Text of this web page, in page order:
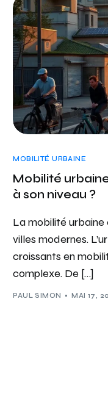
MOBILITÉ URBAINE
Mobilité
à son niveau ?
La mobilité urbaine
villes modernes.
croissants en
complexe. De […]
PAUL SIMON MAI 17,